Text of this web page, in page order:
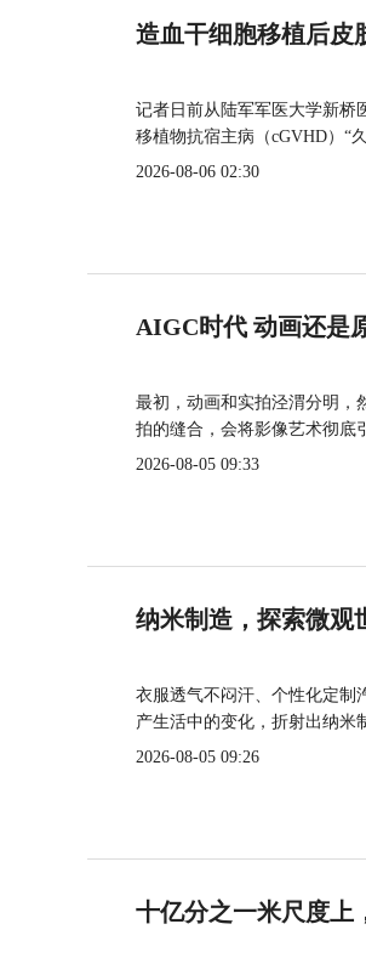
造血干细胞移植后皮
记者日前从陆军军医大学新桥
移植物抗宿主病（cGVHD）“
2026-08-06 02:30
AIGC时代 动画还是
最初，动画和实拍泾渭分明，
拍的缝合，会将影像艺术彻底
2026-08-05 09:33
纳米制造，探索微观
衣服透气不闷汗、个性化定
产生活中的变化，折射出纳米
2026-08-05 09:26
十亿分之一米尺度上